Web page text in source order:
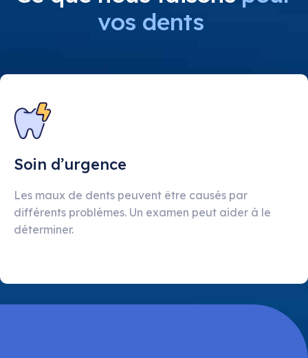
vos dents
Soin d’urgence
Les maux de dents peuvent être causés par
différents problèmes. Un examen peut aider à le
déterminer.